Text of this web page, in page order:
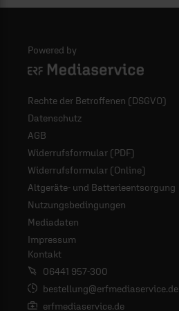
Powered by
Logo - ERF Mediaservice
Rechte der Betroffenen (DSGVO)
Datenschutz
AGB
Widerrufsformular (PDF)
Widerrufsformular (Online)
Altgeräte- und Batterieentsorgung
Nutzungsbedingungen
Mediadaten
Impressum
Kontakt
06441 957-300
bestellung@erfmediaservice.de
erfmediaservice.de